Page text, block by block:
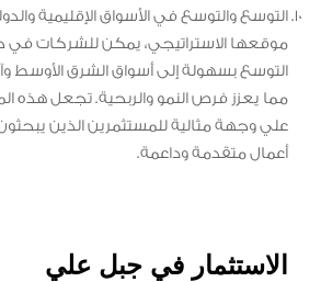
التوسع والتوسع في الأسواق الإقليمية
موقعها الاستراتيجي، يمكن للشركات في
التوسع بسهولة إلى أسواق الشرق الأوسط
مما يعزز فرص النمو والربحية. تجعل هذه
علي وجهة مثالية للمستثمرين الذين
أعمال متقدمة وداعمة.
الاستثمار في جبل علي